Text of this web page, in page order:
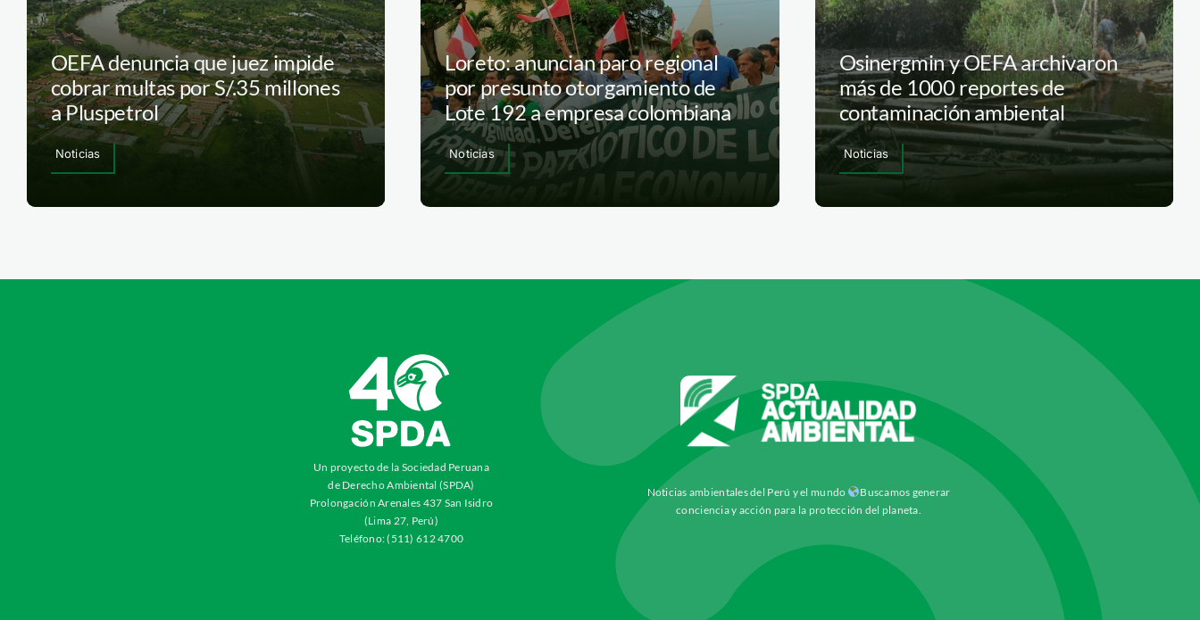
OEFA denuncia que juez impide
cobrar multas por S/.35 millones
a Pluspetrol
Noticias
Loreto: anuncian paro regional
por presunto otorgamiento de
Lote 192 a empresa colombiana
Noticias
Osinergmin y OEFA archivaron
más de 1000 reportes de
contaminación ambiental
Noticias
Un proyecto de la Sociedad Peruana
de Derecho Ambiental (SPDA)
Prolongación Arenales 437 San Isidro
(Lima 27, Perú)
Teléfono: (511) 612 4700
Noticias ambientales del Perú y el mundo
Buscamos generar
conciencia y acción para la protección del planeta.